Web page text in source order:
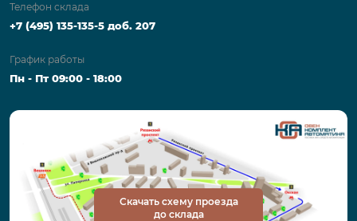
Телефон склада
+7 (495) 135-135-5 доб. 207
График работы
Пн - Пт 09:00 - 18:00
Скачать схему проезда
до склада